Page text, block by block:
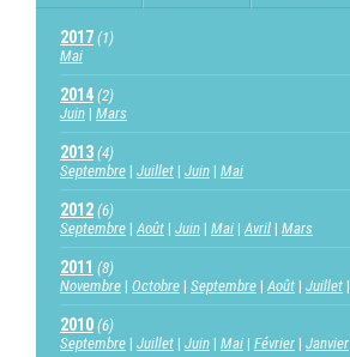
2017 (1)
Mai
2014 (2)
Juin Mars
2013 (4)
Septembre Juillet Juin Mai
2012 (6)
Septembre Août Juin Mai Avril Mars
2011 (8)
Novembre Octobre Septembre Août Juillet
2010 (6)
Septembre Juillet Juin Mai Février Janvier